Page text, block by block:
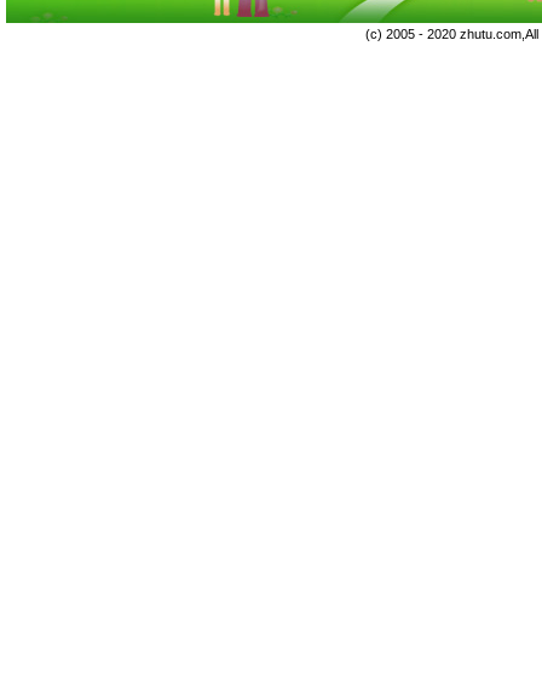
(c) 2005 - 2020